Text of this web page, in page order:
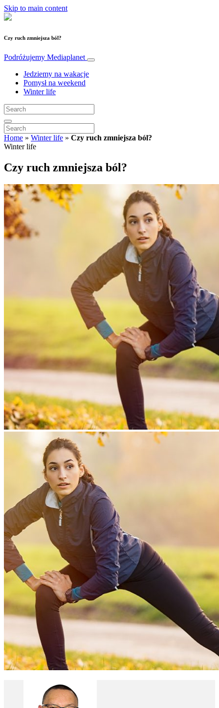
Skip to main content
Czy ruch zmniejsza ból?
Podróżujemy Mediaplanet
Jedziemy na wakacje
Pomysł na weekend
Winter life
Home » Winter life » Czy ruch zmniejsza ból?
Winter life
Czy ruch zmniejsza ból?